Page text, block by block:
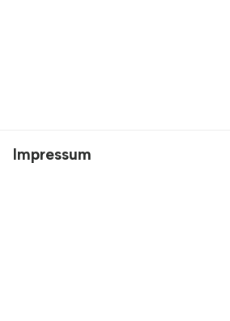
Impressum